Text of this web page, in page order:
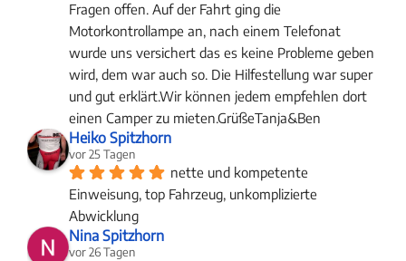
Fragen offen. Auf der Fahrt ging die
Motorkontrollampe an, nach einem Telefonat
wurde uns versichert das es keine Probleme geben
wird, dem war auch so. Die Hilfestellung war super
und gut erklärt.Wir können jedem empfehlen dort
einen Camper zu mieten.GrüßeTanja&Ben
Heiko Spitzhorn
vor 25 Tagen
nette und kompetente
Einweisung, top Fahrzeug, unkomplizierte
Abwicklung
Nina Spitzhorn
vor 26 Tagen